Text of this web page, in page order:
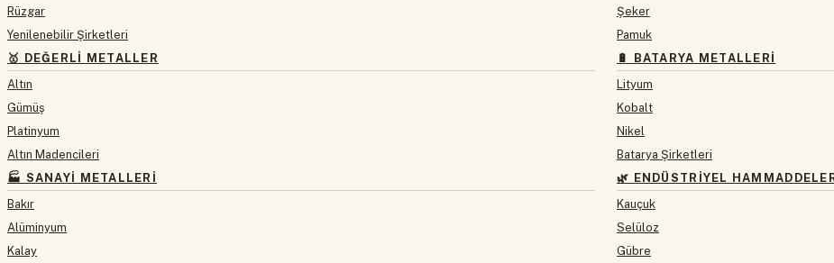
Rüzgar
Yenilenebilir Şirketleri
🥇 DEĞERLI METALLER
Altın
Gümüş
Platinyum
Altın Madencileri
🏭 SANAYI METALLERI
Bakır
Alüminyum
Kalay
Şeker
Pamuk
🔋 BATARYA METALLERI
Lityum
Kobalt
Nikel
Batarya Şirketleri
🌿 ENDÜSTRIYEL
Kauçuk
Selüloz
Gübre